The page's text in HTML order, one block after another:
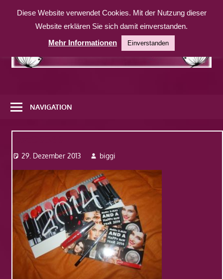
Inhalt
weitere
Website
NAVIGATION
29. Dezember 2013 biggi
Diese Website verwendet Cookies. Mit der Nutzung dieser
Website erklären Sie sich damit einverstanden.
Mehr Informationen
Einverstanden